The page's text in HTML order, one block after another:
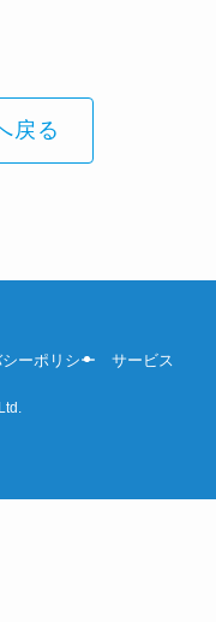
戻る
ーポリシー サービス